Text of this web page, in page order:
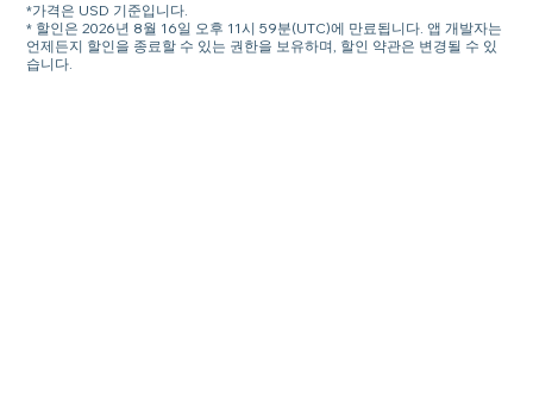
*가격은 USD 기준입니다.
* 할인은 2026년 8월 16일 오후 11시 59분(UTC)에 만료됩니다. 앱 개발자는
언제든지 할인을 종료할 수 있는 권한을 보유하며, 할인 약관은 변경될 수 있
습니다.